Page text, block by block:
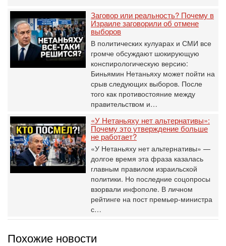
Заговор или реальность? Почему в
Израиле заговорили об отмене
выборов
В политических кулуарах и СМИ все
громче обсуждают шокирующую
конспирологическую версию:
Биньямин Нетаньяху может пойти на
срыв следующих выборов. После
того как противостояние между
правительством и…
«У Нетаньяху нет альтернативы»:
Почему это утверждение больше
не работает?
«У Нетаньяху нет альтернативы» —
долгое время эта фраза казалась
главным правилом израильской
политики. Но последние соцопросы
взорвали инфополе. В личном
рейтинге на пост премьер-министра
с…
Похожие новости